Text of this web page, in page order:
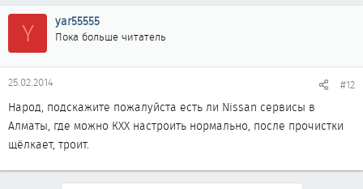
Y yar55555
Пока больше читатель
25.02.2014 #12
Народ, подскажите пожалуйста есть ли Nissan сервисы в
Алматы, где можно КХХ настроить нормально, после прочистки
щёлкает, троит.